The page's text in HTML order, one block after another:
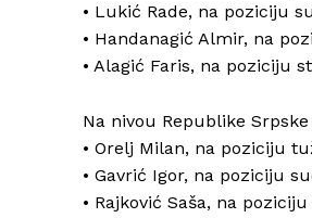
• Lukić Rade, na poziciju
• Handanagić Almir, na
• Alagić Faris, na poziciju
Na nivou Republike
• Orelj Milan, na poziciju
• Gavrić Igor, na poziciju
• Rajković Saša, na